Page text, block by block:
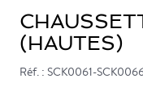
(HAUTES)
Réf. : SCK0061-